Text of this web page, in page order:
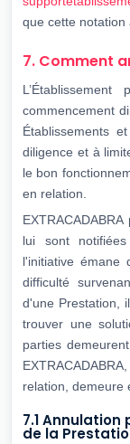
que cette notation
7. Comment
commencement
Établissements
diligence et à
le bon
en relation.
lui sont
l'initiative émane
difficulté
d'une Prestation,
trouver une
parties
relation, demeure
7.1
de la